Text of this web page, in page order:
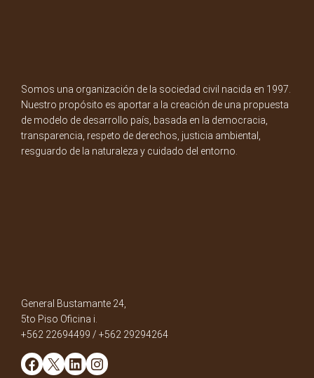
Somos una organización de la sociedad civil nacida en 1997.
Nuestro propósito es aportar a la creación de una propuesta
de modelo de desarrollo país, basada en la democracia,
transparencia, respeto de derechos, justicia ambiental,
resguardo de la naturaleza y cuidado del entorno.
General Bustamante 24,
5to Piso Oficina i.
+562 22694499 / +562 29294264